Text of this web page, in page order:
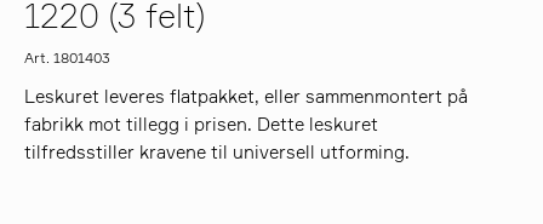
søk
1220 (3 felt)
Art. 1801403
Leskuret leveres flatpakket, eller sammenmontert på
fabrikk mot tillegg i prisen. Dette leskuret
tilfredsstiller kravene til universell utforming.